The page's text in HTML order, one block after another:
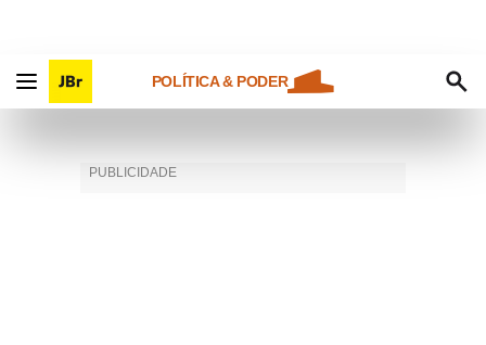
POLÍTICA & PODER